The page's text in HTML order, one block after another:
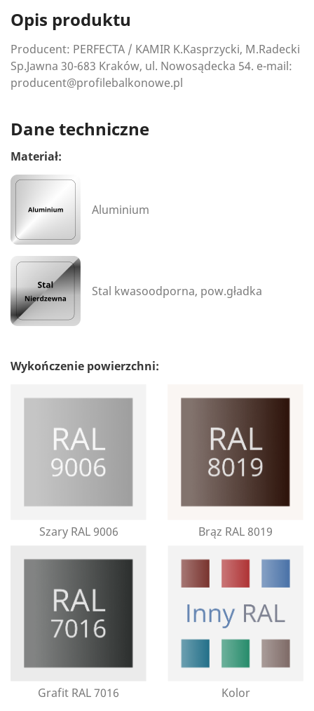
Opis produktu
Producent: PERFECTA / KAMIR K.Kasprzycki, M.Radecki
Sp.Jawna 30-683 Kraków, ul. Nowosądecka 54. e-mail:
producent@profilebalkonowe.pl
Dane techniczne
Materiał:
Aluminium
Stal kwasoodporna, pow.gładka
Wykończenie powierzchni:
Szary RAL 9006 Brąz RAL 8019
Grafit RAL 7016 Kolor